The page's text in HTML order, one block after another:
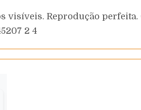
visíveis. Reprodução
2 4